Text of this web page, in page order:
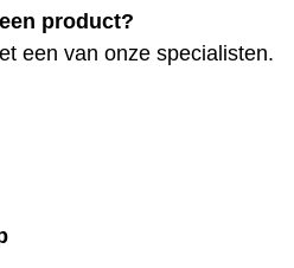
product?
een van onze specialisten.